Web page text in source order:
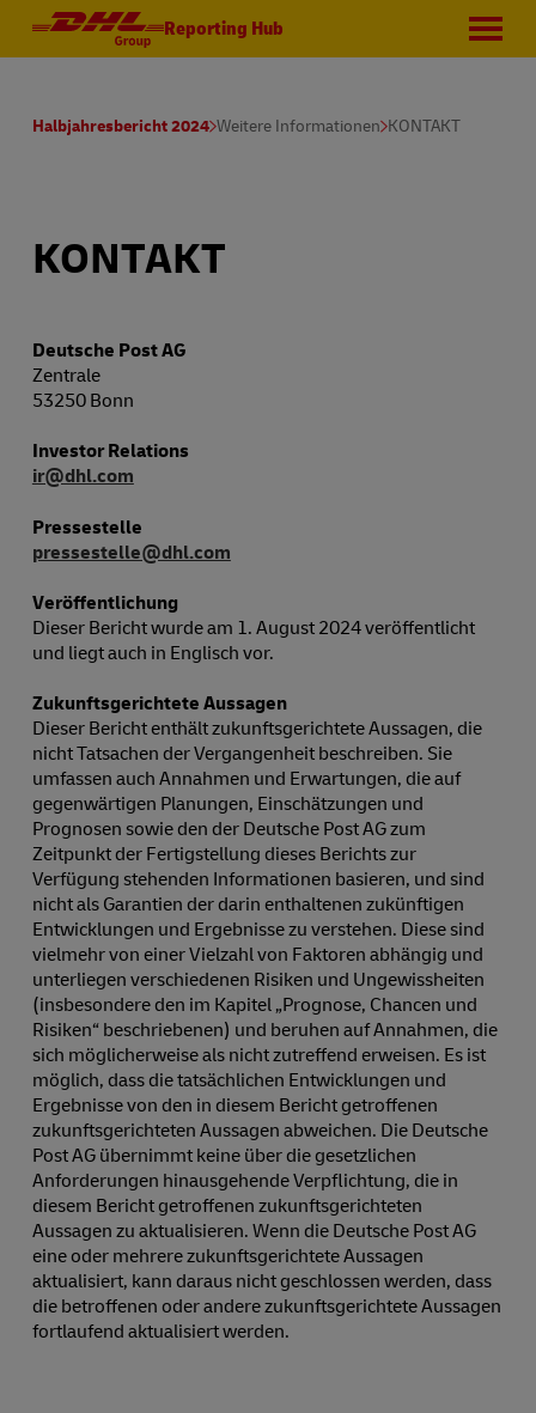
Reporting Hub
Halbjahresbericht 2024 Weitere Informationen KONTAKT
KONTAKT
Deutsche Post AG
Zentrale
53250 Bonn
Investor Relations
ir@dhl.com
Pressestelle
pressestelle@dhl.com
Veröffentlichung
Dieser Bericht wurde am 1. August 2024 veröffentlicht
und liegt auch in Englisch vor.
Zukunftsgerichtete Aussagen
Dieser Bericht enthält zukunftsgerichtete Aussagen, die
nicht Tatsachen der Vergangenheit beschreiben. Sie
umfassen auch Annahmen und Erwartungen, die auf
gegenwärtigen Planungen, Einschätzungen und
Prognosen sowie den der Deutsche Post AG zum
Zeitpunkt der Fertigstellung dieses Berichts zur
Verfügung stehenden Informationen basieren, und sind
nicht als Garantien der darin enthaltenen zukünftigen
Entwicklungen und Ergebnisse zu verstehen. Diese sind
vielmehr von einer Vielzahl von Faktoren abhängig und
unterliegen verschiedenen Risiken und Ungewissheiten
(insbesondere den im Kapitel „Prognose, Chancen und
Risiken“ beschriebenen) und beruhen auf Annahmen, die
sich möglicherweise als nicht zutreffend erweisen. Es ist
möglich, dass die tatsächlichen Entwicklungen und
Ergebnisse von den in diesem Bericht getroffenen
zukunftsgerichteten Aussagen abweichen. Die Deutsche
Post AG übernimmt keine über die gesetzlichen
Anforderungen hinausgehende Verpflichtung, die in
diesem Bericht getroffenen zukunftsgerichteten
Aussagen zu aktualisieren. Wenn die Deutsche Post AG
eine oder mehrere zukunftsgerichtete Aussagen
aktualisiert, kann daraus nicht geschlossen werden, dass
die betroffenen oder andere zukunftsgerichtete Aussagen
fortlaufend aktualisiert werden.